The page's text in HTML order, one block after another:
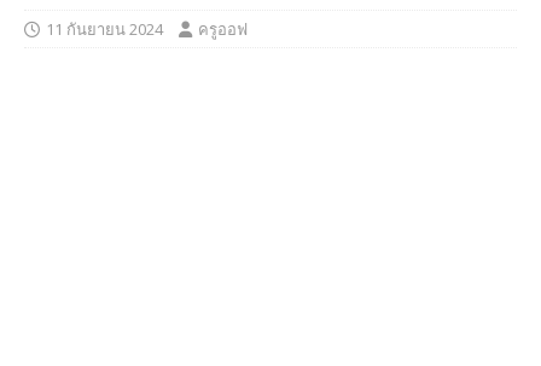
11 กันยายน 2024 ครูออฟ